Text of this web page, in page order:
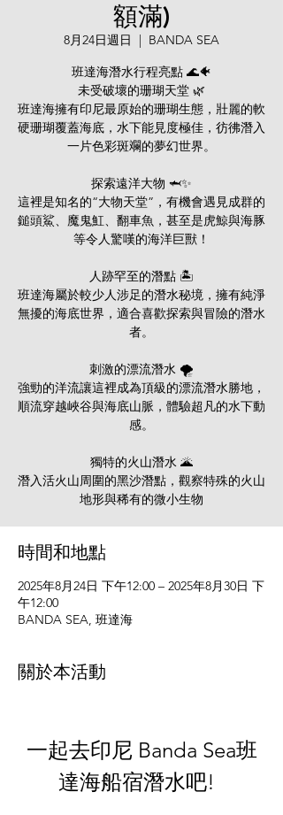
額滿)
8月24日週日
  |
BANDA SEA
班達海潛水行程亮點 🌊🐠
未受破壞的珊瑚天堂 🌿
班達海擁有印尼最原始的珊瑚生態，壯麗的軟
硬珊瑚覆蓋海底，水下能見度極佳，彷彿潛入
一片色彩斑斕的夢幻世界。
探索遠洋大物 🦈✨
這裡是知名的“大物天堂”，有機會遇見成群的
鎚頭鯊、魔鬼魟、翻車魚，甚至是虎鯨與海豚
等令人驚嘆的海洋巨獸！
人跡罕至的潛點 🏝️
班達海屬於較少人涉足的潛水秘境，擁有純淨
無擾的海底世界，適合喜歡探索與冒險的潛水
者。
刺激的漂流潛水 🌪️
強勁的洋流讓這裡成為頂級的漂流潛水勝地，
順流穿越峽谷與海底山脈，體驗超凡的水下動
感。
獨特的火山潛水 🌋
潛入活火山周圍的黑沙潛點，觀察特殊的火山
地形與稀有的微小生物
時間和地點
2025年8月24日 下午12:00 – 2025年8月30日 下
午12:00
BANDA SEA, 班達海
關於本活動
一起去印尼 Banda Sea班
達海船宿潛水吧!